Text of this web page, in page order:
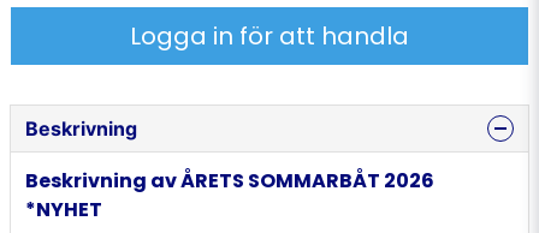
Logga in för att handla
Beskrivning
Beskrivning av ÅRETS SOMMARBÅT 2026
*NYHET